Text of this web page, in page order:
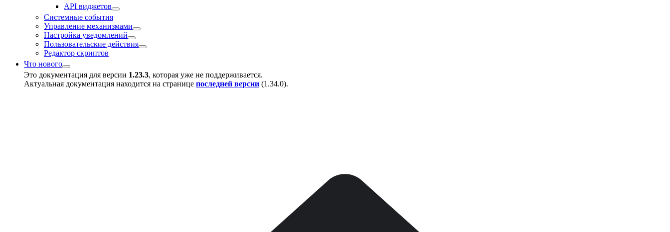
API виджетов
Системные события
Управление механизмами
Настройка уведомлений
Пользовательские действия
Редактор скриптов
Что нового
Это документация для версии 1.23.3, которая уже не поддерживается.
Актуальная документация находится на странице последней версии (1.34.0).